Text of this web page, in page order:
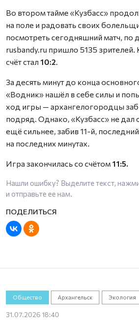
Во втором тайме «Кузбасс»
на поле и радовать своих
посмотреть сегодняшний матч, по
rusbandy.ru пришло 5135 зрителей.
счёт стал 10:2.
За десять минут до конца
«Водник» нашёл в себе силы и
ход игры — архангелогородцы
подряд. Однако, «Кузбасс» не дал
ещё сильнее, забив 11-й,
на последних минутах.
Игра закончилась со счётом 11:5.
Нашли ошибку? Выделите текст,
и отправьте ее нам.
Общество Архангельск Экология
31.07.2026 18:40